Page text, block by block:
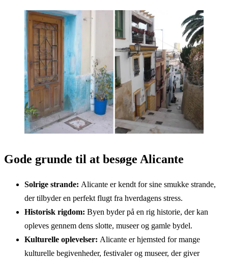
Gode grunde til at besøge Alicante
Solrige strande: Alicante er kendt for sine smukke strande,
der tilbyder en perfekt flugt fra hverdagens stress.
Historisk rigdom: Byen byder på en rig historie, der kan
opleves gennem dens slotte, museer og gamle bydel.
Kulturelle oplevelser: Alicante er hjemsted for mange
kulturelle begivenheder, festivaler og museer, der giver